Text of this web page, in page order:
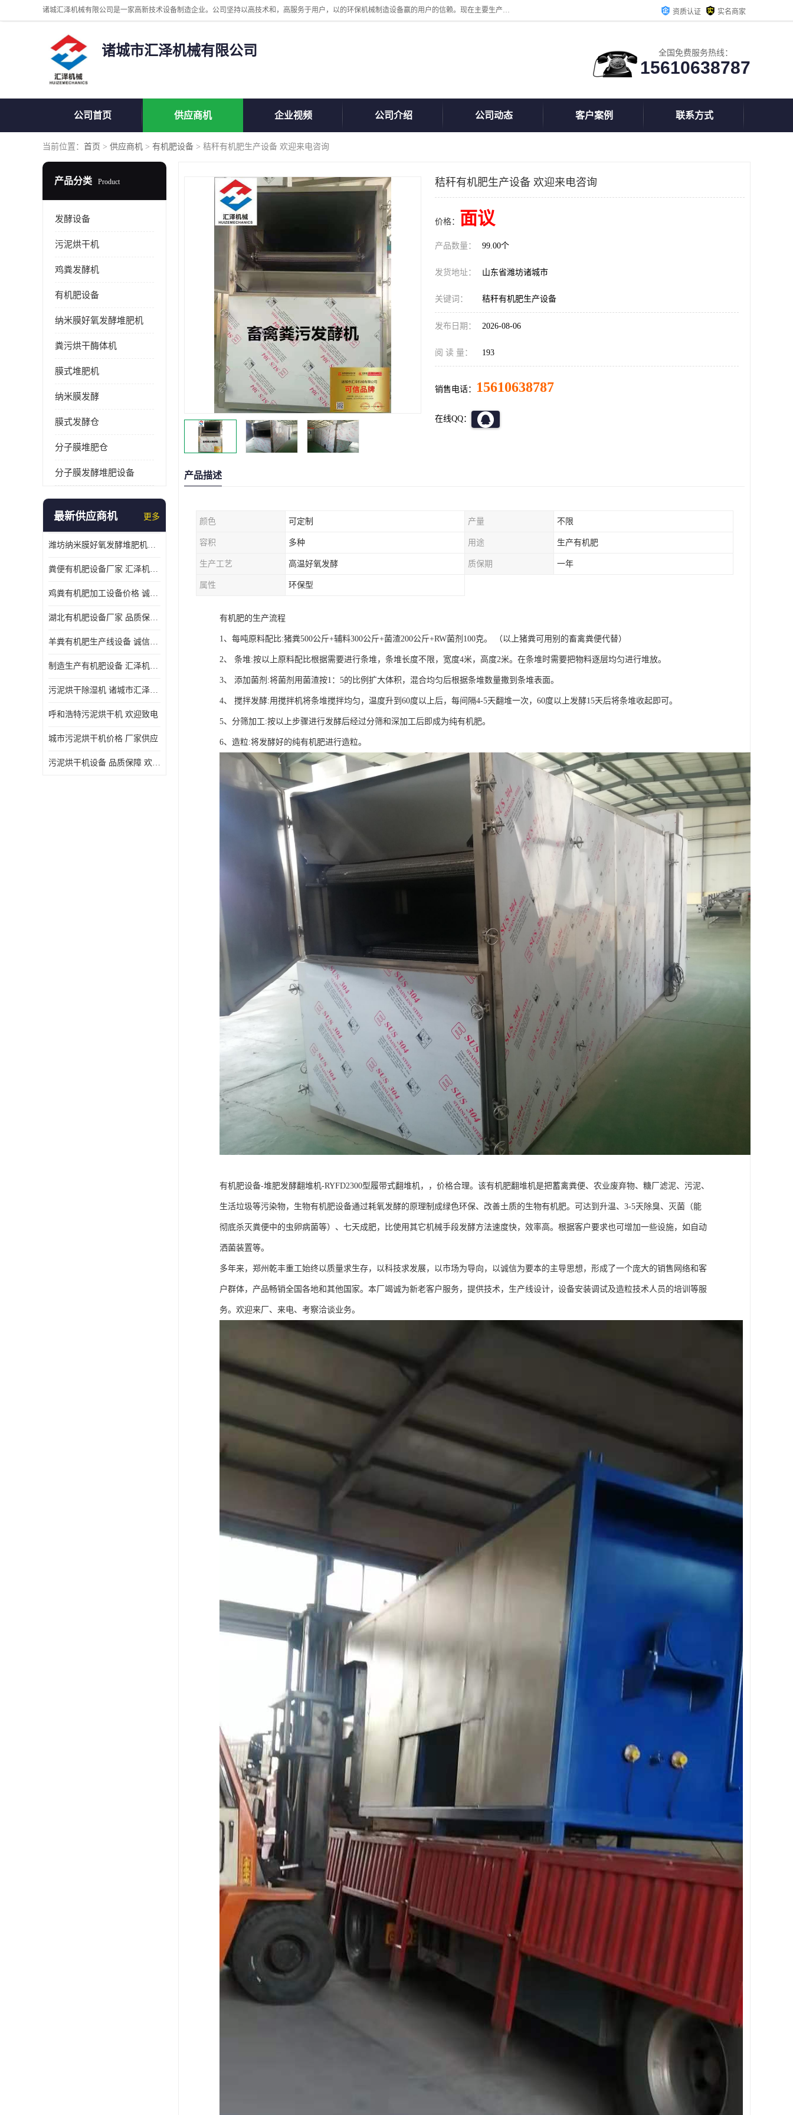
诸城汇泽机械有限公司是一家高新技术设备制造企业。公司坚持以高技术和，高服务于用户，以的环保机械制造设备赢的用户的信赖。现在主要生产死亡畜禽无害化处理和立式和卧式有机肥设备，搅拌机，烘干机，高温发酵机等。污水处理设备，固液分离机。气浮机，化制机等。公司秉承品质，用户至上，科技创新的经营理。 资质认证 实名商家
诸城市汇泽机械有限公司 全国免费服务热线：
15610638787
公司首页 供应商机 企业视频 公司介绍 公司动态 客户案例 联系方式
当前位置： 首页 > 供应商机 > 有机肥设备 > 秸秆有机肥生产设备 欢迎来电咨询
产品分类 Product
发酵设备
污泥烘干机
鸡粪发酵机
有机肥设备
纳米膜好氧发酵堆肥机
粪污烘干酶体机
膜式堆肥机
纳米膜发酵
膜式发酵仓
分子膜堆肥仓
分子膜发酵堆肥设备
最新供应商机 更多
潍坊纳米膜好氧发酵堆肥机定制
粪便有机肥设备厂家 汇泽机械 免费报价
鸡粪有机肥加工设备价格 诚信卖家 致电了解
湖北有机肥设备厂家 品质保障 欢迎咨询
羊粪有机肥生产线设备 诚信卖家 致电了解
制造生产有机肥设备 汇泽机械 免费报价
污泥烘干除湿机 诸城市汇泽机械有限公司
呼和浩特污泥烘干机 欢迎致电
城市污泥烘干机价格 厂家供应
污泥烘干机设备 品质保障 欢迎咨询
秸秆有机肥生产设备 欢迎来电咨询
价格： 面议
产品数量： 99.00个
发货地址： 山东省潍坊诸城市
关键词： 秸秆有机肥生产设备
发布日期： 2026-08-06
阅 读 量： 193
销售电话： 15610638787
在线QQ：
产品描述
颜色 可定制 产量 不限
容积 多种 用途 生产有机肥
生产工艺 高温好氧发酵 质保期 一年
属性 环保型
有机肥的生产流程
1、每吨原料配比:猪粪500公斤+辅料300公斤+菌渣200公斤+RW菌剂100克。 （以上猪粪可用别的畜禽粪便代替）
2、 条堆:按以上原料配比根据需要进行条堆，条堆长度不限，宽度4米，高度2米。在条堆时需要把物料逐层均匀进行堆放。
3、 添加菌剂:将菌剂用菌渣按1：5的比例扩大体积，混合均匀后根据条堆数量撒到条堆表面。
4、 搅拌发酵:用搅拌机将条堆搅拌均匀，温度升到60度以上后，每间隔4-5天翻堆一次，60度以上发酵15天后将条堆收起即可。
5、分筛加工:按以上步骤进行发酵后经过分筛和深加工后即成为纯有机肥。
6、造粒:将发酵好的纯有机肥进行造粒。
有机肥设备-堆肥发酵翻堆机-RYFD2300型履带式翻堆机，，价格合理。该有机肥翻堆机是把蓄禽粪便、农业废弃物、糖厂滤泥、污泥、
生活垃圾等污染物，生物有机肥设备通过耗氧发酵的原理制成绿色环保、改善土质的生物有机肥。可达到升温、3-5天除臭、灭菌（能
彻底杀灭粪便中的虫卵病菌等）、七天成肥，比使用其它机械手段发酵方法速度快，效率高。根据客户要求也可增加一些设施，如自动
洒菌装置等。
多年来，郑州乾丰重工始终以质量求生存，以科技求发展，以市场为导向，以诚信为要本的主导思想，形成了一个庞大的销售网络和客
户群体，产品畅销全国各地和其他国家。本厂竭诚为新老客户服务，提供技术，生产线设计，设备安装调试及造粒技术人员的培训等服
务。欢迎来厂、来电、考察洽谈业务。